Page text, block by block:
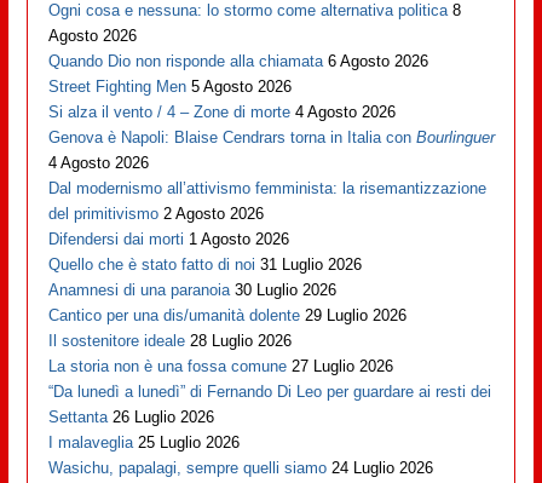
Ogni cosa e nessuna: lo stormo come alternativa politica 8
Agosto 2026
Quando Dio non risponde alla chiamata 6 Agosto 2026
Street Fighting Men 5 Agosto 2026
Si alza il vento / 4 – Zone di morte 4 Agosto 2026
Genova è Napoli: Blaise Cendrars torna in Italia conBourlinguer
4 Agosto 2026
Dal modernismo all’attivismo femminista: la risemantizzazione
del primitivismo 2 Agosto 2026
Difendersi dai morti 1 Agosto 2026
Quello che è stato fatto di noi 31 Luglio 2026
Anamnesi di una paranoia 30 Luglio 2026
Cantico per una dis/umanità dolente 29 Luglio 2026
Il sostenitore ideale 28 Luglio 2026
La storia non è una fossa comune 27 Luglio 2026
“Da lunedì a lunedì” di Fernando Di Leo per guardare ai resti dei
Settanta 26 Luglio 2026
I malaveglia 25 Luglio 2026
Wasichu, papalagi, sempre quelli siamo 24 Luglio 2026